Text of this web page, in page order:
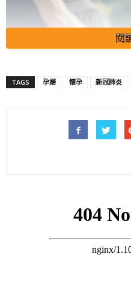
據了解，有2名30多歲女子在
瑪麗醫院及伊院求醫，其中一
曾於本月8日接種復必泰疫苗
閱
TAGS 孕婦 懷孕 新冠肺炎